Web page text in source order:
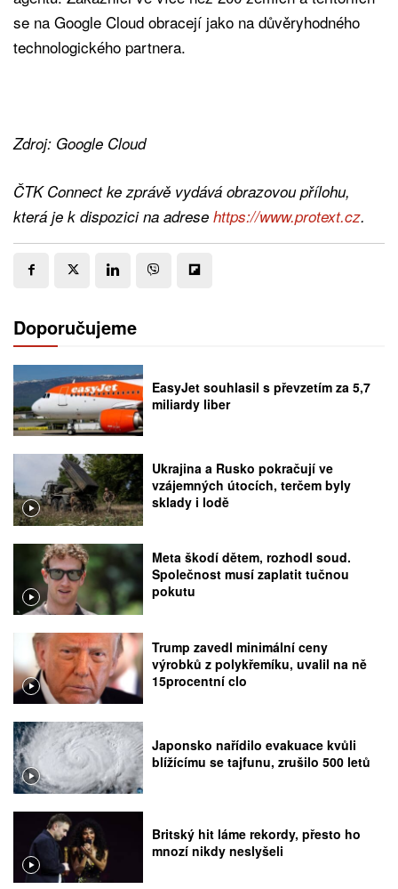
se na Google Cloud obracejí jako na důvěryhodného
technologického partnera.
Zdroj: Google Cloud
ČTK Connect ke zprávě vydává obrazovou přílohu,
která je k dispozici na adrese https://www.protext.cz.
Doporučujeme
EasyJet souhlasil s převzetím za 5,7
miliardy liber
Ukrajina a Rusko pokračují ve
vzájemných útocích, terčem byly
sklady i lodě
Meta škodí dětem, rozhodl soud.
Společnost musí zaplatit tučnou
pokutu
Trump zavedl minimální ceny
výrobků z polykřemíku, uvalil na ně
15procentní clo
Japonsko nařídilo evakuace kvůli
blížícímu se tajfunu, zrušilo 500 letů
Britský hit láme rekordy, přesto ho
mnozí nikdy neslyšeli